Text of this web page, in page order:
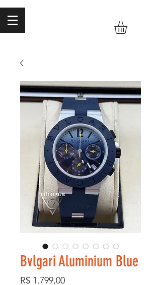
Bvlgari Aluminium Blue
R$ 1.799,00Preço